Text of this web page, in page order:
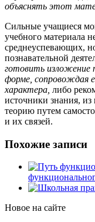
объяснять этот
Сильные учащиеся
учебного материала
среднеуспевающих,
познавательной
готовить изложение
форме, сопровождая
характера, либо
источники знания,
теорию путем
и их связей.
Похожие записи
Новое на сайте